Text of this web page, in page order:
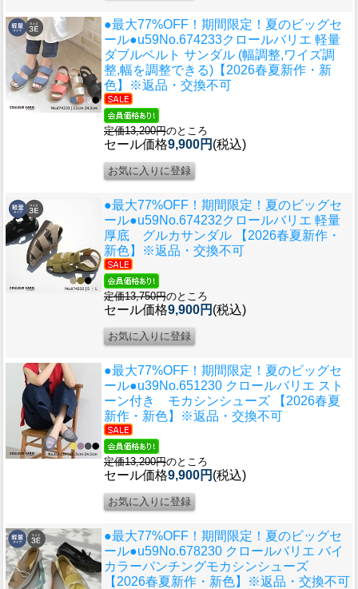
●最大77%OFF！期間限定！夏のビッグセ
ール●u59No.674233クロールバリエ 軽量
ダブルベルト サンダル (幅調整,ワイズ調
整,幅を調整できる)【2026春夏新作・新
色】※返品・交換不可
定価13,200円のところ
セール価格9,900円 (税込)
●最大77%OFF！期間限定！夏のビッグセ
ール●u59No.674232クロールバリエ 軽量
厚底 グルカサンダル 【2026春夏新作・
新色】※返品・交換不可
定価13,750円のところ
セール価格9,900円 (税込)
●最大77%OFF！期間限定！夏のビッグセ
ール●u39No.651230 クロールバリエ スト
ーン付き モカシンシューズ 【2026春夏
新作・新色】※返品・交換不可
定価13,200円のところ
セール価格9,900円 (税込)
●最大77%OFF！期間限定！夏のビッグセ
ール●u59No.678230 クロールバリエ バイ
カラーパンチングモカシンシューズ
【2026春夏新作・新色】※返品・交換不可